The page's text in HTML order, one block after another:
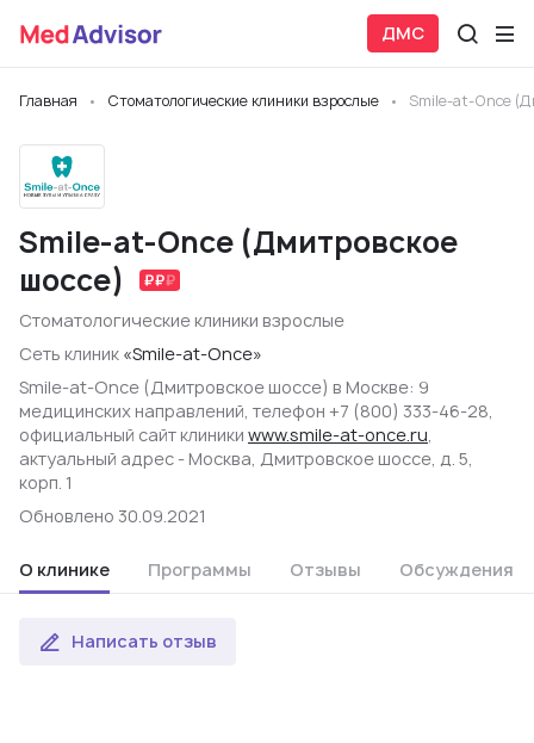
ДМС
Главная Стоматологические клиники взрослые Smile-at-Once
Smile-at-Once (Дмитровское
шоссе)
Стоматологические клиники взрослые
Сеть клиник «Smile-at-Once»
Smile-at-Once (Дмитровское шоссе) в Москве: 9
медицинских направлений, телефон +7 (800) 333-46-28,
официальный сайт клиники www.smile-at-once.ru,
актуальный адрес - Москва, Дмитровское шоссе, д. 5,
корп. 1
Обновлено 30.09.2021
О клинике Программы Отзывы Обсуждения
Написать отзыв